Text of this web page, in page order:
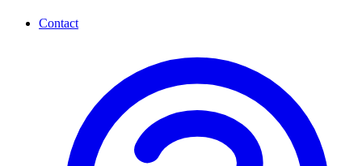
Contact